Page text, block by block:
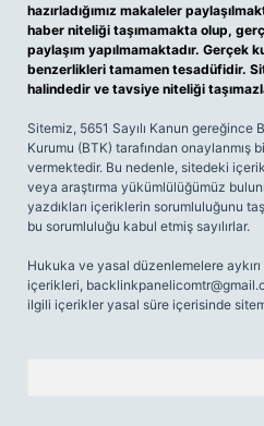
hazırladığımız makaleler
haber niteliği taşımamakta olup,
paylaşım yapılmamaktadır. Gerçek
benzerlikleri tamamen tesadüfidir.
halindedir ve tavsiye niteliği
Sitemiz, 5651 Sayılı Kanun
Kurumu (BTK) tarafından onaylanmış
vermektedir. Bu nedenle, sitedeki
veya araştırma yükümlülüğümüz
yazdıkları içeriklerin sorumluluğunu
bu sorumluluğu kabul etmiş sayılırlar.
Hukuka ve yasal düzenlemelere
içerikleri,
ilgili içerikler yasal süre içerisinde